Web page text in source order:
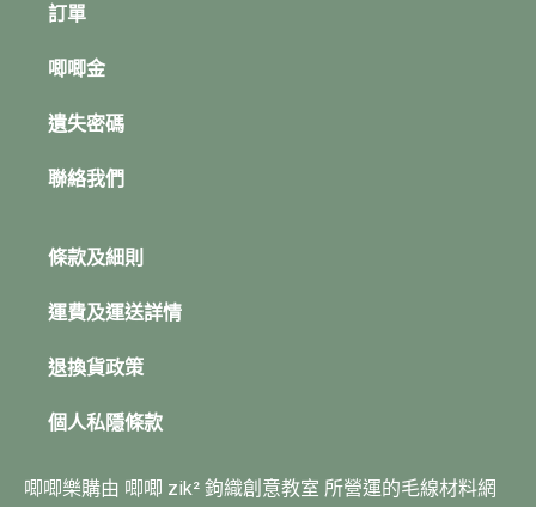
訂單
唧唧金
遺失密碼
聯絡我們
條款及細則
運費及運送詳情
退換貨政策
個人私隱條款
唧唧樂購由 唧唧 zik² 鉤織創意教室 所營運的毛線材料網